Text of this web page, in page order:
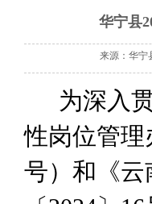
华宁县
来源：华宁
为深入
性岗位管
号）和 《